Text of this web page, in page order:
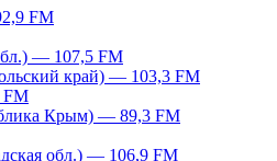
FM
— 107,5 FM
край) — 103,3 FM
FM
Крым) — 89,3 FM
обл.) — 106,9 FM